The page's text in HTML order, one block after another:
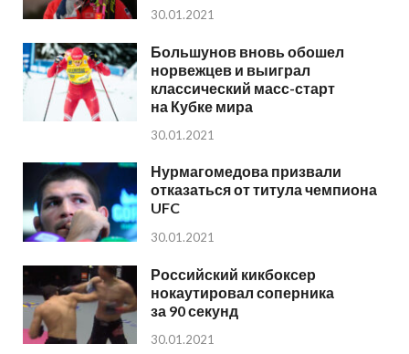
30.01.2021
Большунов вновь обошел
норвежцев и выиграл
классический масс-старт
на Кубке мира
30.01.2021
Нурмагомедова призвали
отказаться от титула чемпиона
UFC
30.01.2021
Российский кикбоксер
нокаутировал соперника
за 90 секунд
30.01.2021